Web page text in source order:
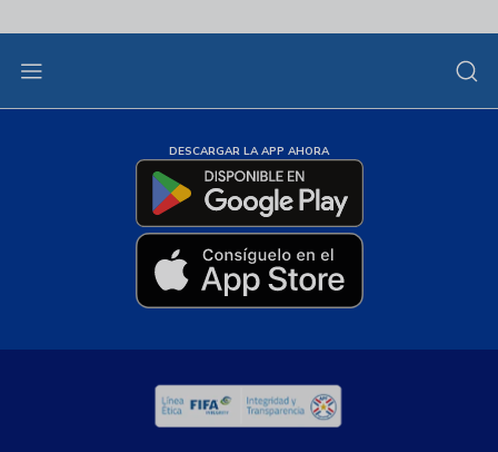
DESCARGAR LA APP AHORA